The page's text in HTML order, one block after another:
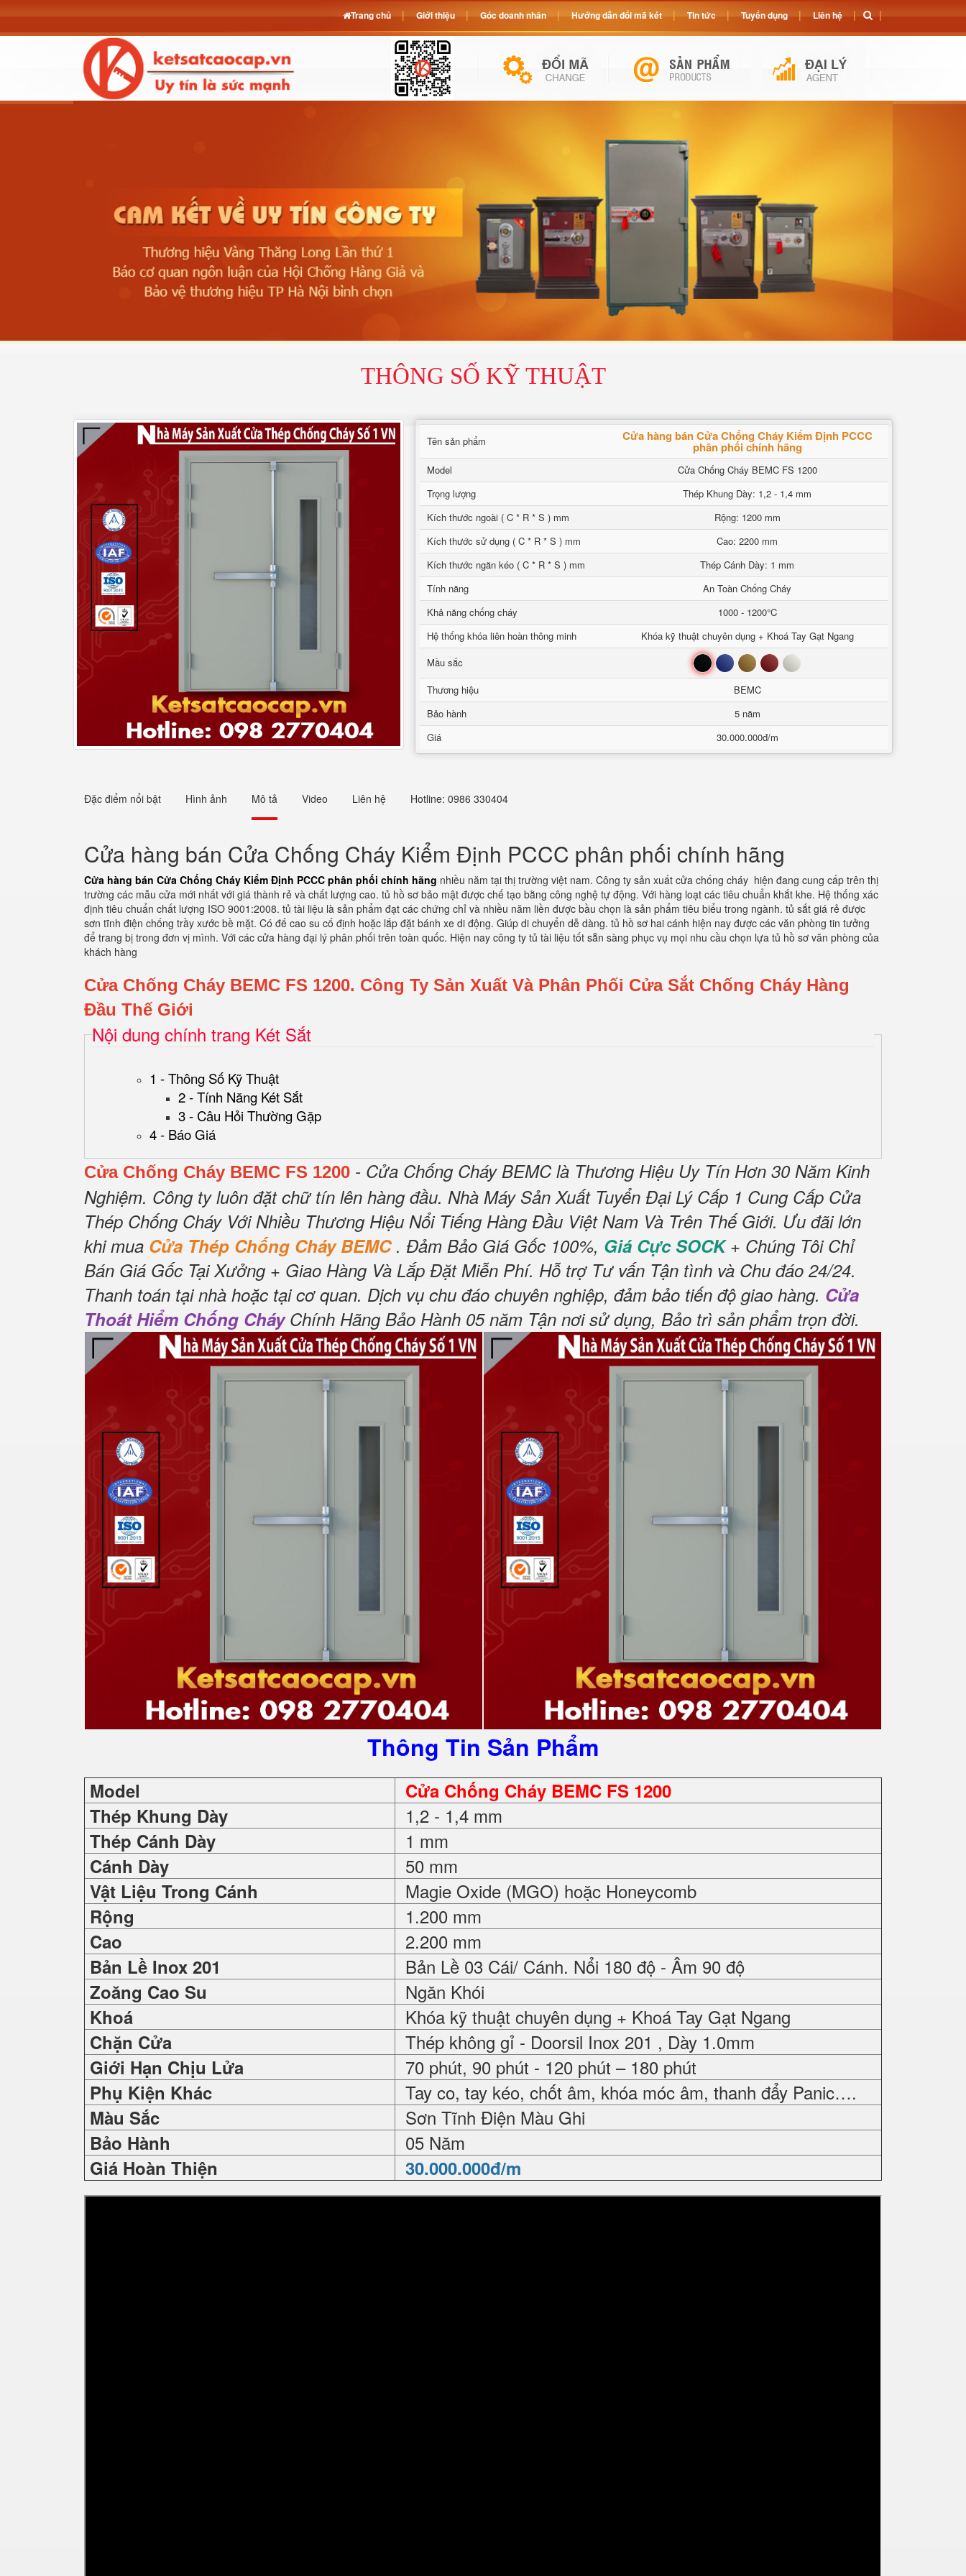
THÔNG SỐ KỸ THUẬT
Tên sản phẩm Cửa hàng bán Cửa Chống Cháy Kiểm Định PCCC
phân phối chính hãng
Model
Cửa Chống Cháy BEMC FS 1200
Trọng lượng
Thép Khung Dày: 1,2 - 1,4 mm
Kích thước ngoài ( C * R * S ) mm
Rộng: 1200 mm
Kích thước sử dụng ( C * R * S ) mm
Cao: 2200 mm
Kích thước ngăn kéo ( C * R * S ) mm
Thép Cánh Dày: 1 mm
Tính năng
An Toàn Chống Cháy
Khả năng chống cháy
1000 - 1200°C
Hệ thống khóa liên hoàn thông minh
Khóa kỹ thuật chuyên dụng + Khoá Tay Gạt Ngang
Mầu sắc
Đen Xanh Nâu Đỏ Trắng
Thương hiệu
BEMC
Bảo hành
5 năm
Giá
30.000.000đ/m
Đặc điểm nổi bật Hình ảnh Mô tả Video Liên hệ Hotline: 0986 330404
Cửa hàng bán Cửa Chống Cháy Kiểm Định PCCC phân phối chính hãng
Cửa hàng bán Cửa Chống Cháy Kiểm Định PCCC phân phối chính hãng nhiều năm tại thị trường việt nam. Công ty sản xuất cửa chống cháy hiện đang cung cấp trên thị
trường các mẫu cửa mới nhất với giá thành rẻ và chất lượng cao. tủ hồ sơ bảo mật được chế tạo bằng công nghệ tự động. Với hàng loạt các tiêu chuẩn khắt khe. Hệ thống xác
định tiêu chuẩn chất lượng ISO 9001:2008. tủ tài liệu là sản phẩm đạt các chứng chỉ và nhiều năm liền được bầu chọn là sản phẩm tiêu biểu trong ngành. tủ sắt giá rẻ được
sơn tĩnh điện chống trầy xước bề mặt. Có đế cao su cố định hoặc lắp đặt bánh xe di động. Giúp di chuyển dễ dàng. tủ hồ sơ hai cánh hiện nay được các văn phòng tin tưởng
để trang bị trong đơn vị mình. Với các cửa hàng đại lý phân phối trên toàn quốc. Hiện nay công ty tủ tài liệu tốt sẵn sàng phục vụ mọi nhu cầu chọn lựa tủ hồ sơ văn phòng của
khách hàng
Cửa Chống Cháy BEMC FS 1200. Công Ty Sản Xuất Và Phân Phối Cửa Sắt Chống Cháy Hàng
Đầu Thế Giới
Nội dung chính trang Két Sắt
1 - Thông Số Kỹ Thuật
2 - Tính Năng Két Sắt
3 - Câu Hỏi Thường Gặp
4 - Báo Giá
Cửa Chống Cháy BEMC FS 1200 - Cửa Chống Cháy BEMC là Thương Hiệu Uy Tín Hơn 30 Năm Kinh
Nghiệm. Công ty luôn đặt chữ tín lên hàng đầu. Nhà Máy Sản Xuất Tuyển Đại Lý Cấp 1 Cung Cấp Cửa
Thép Chống Cháy Với Nhiều Thương Hiệu Nổi Tiếng Hàng Đầu Việt Nam Và Trên Thế Giới. Ưu đãi lớn
khi mua Cửa Thép Chống Cháy BEMC . Đảm Bảo Giá Gốc 100%, Giá Cực SOCK+ Chúng Tôi Chỉ
Bán Giá Gốc Tại Xưởng + Giao Hàng Và Lắp Đặt Miễn Phí. Hỗ trợ Tư vấn Tận tình và Chu đáo 24/24.
Thanh toán tại nhà hoặc tại cơ quan. Dịch vụ chu đáo chuyên nghiệp, đảm bảo tiến độ giao hàng. Cửa
Thoát Hiểm Chống CháyChính Hãng Bảo Hành 05 năm Tận nơi sử dụng, Bảo trì sản phẩm trọn đời.
Thông Tin Sản Phẩm
Model
Cửa Chống Cháy BEMC FS 1200
Thép Khung Dày
1,2 - 1,4 mm
Thép Cánh Dày 1 mm
Cánh Dày 50 mm
Vật Liệu Trong Cánh Magie Oxide (MGO) hoặc Honeycomb
Rộng 1.200 mm
Cao 2.200 mm
Bản Lề Inox 201 Bản Lề 03 Cái/ Cánh. Nổi 180 độ - Âm 90 độ
Zoăng Cao Su Ngăn Khói
Khoá Khóa kỹ thuật chuyên dụng + Khoá Tay Gạt Ngang
Chặn Cửa Thép không gỉ - Doorsil Inox 201 , Dày 1.0mm
Giới Hạn Chịu Lửa 70 phút, 90 phút - 120 phút – 180 phút
Phụ Kiện Khác Tay co, tay kéo, chốt âm, khóa móc âm, thanh đẩy Panic….
Màu Sắc Sơn Tĩnh Điện Màu Ghi
Bảo Hành 05 Năm
Giá Hoàn Thiện 30.000.000đ/m
Trang chủ Giới thiệu Góc doanh nhân Hướng dẫn đổi mã két Tin tức Tuyển dụng Liên hệ